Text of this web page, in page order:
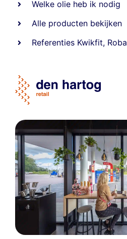
Welke olie heb ik nodig
Alle producten bekijken
Referenties Kwikfit, Roba